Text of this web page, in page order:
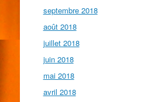
septembre 2018
août 2018
juillet 2018
juin 2018
mai 2018
avril 2018